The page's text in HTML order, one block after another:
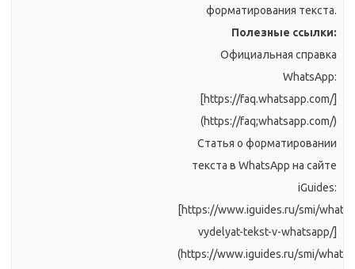
форматирования текста.
Полезные ссылки:
Официальная справка
WhatsApp:
[https://faq.whatsapp.com/]
(https://faq;whatsapp.com/)
Статья о форматировании
текста в WhatsApp на сайте
iGuides:
[https://www.iguides.ru/smi/
vydelyat-tekst-v-whatsapp/]
(https://www.iguides.ru/smi/